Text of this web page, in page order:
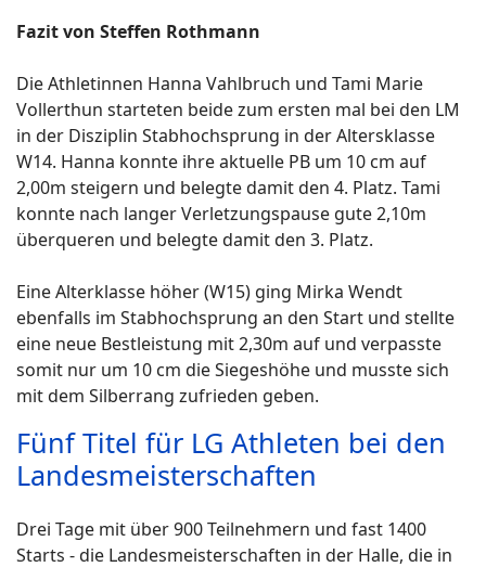
Fazit von Steffen Rothmann
Die Athletinnen Hanna Vahlbruch und Tami Marie
Vollerthun starteten beide zum ersten mal bei den LM
in der Disziplin Stabhochsprung in der Altersklasse
W14. Hanna konnte ihre aktuelle PB um 10 cm auf
2,00m steigern und belegte damit den 4. Platz. Tami
konnte nach langer Verletzungspause gute 2,10m
überqueren und belegte damit den 3. Platz.
Eine Alterklasse höher (W15) ging Mirka Wendt
ebenfalls im Stabhochsprung an den Start und stellte
eine neue Bestleistung mit 2,30m auf und verpasste
somit nur um 10 cm die Siegeshöhe und musste sich
mit dem Silberrang zufrieden geben.
Fünf Titel für LG Athleten bei den
Landesmeisterschaften
Drei Tage mit über 900 Teilnehmern und fast 1400
Starts - die Landesmeisterschaften in der Halle, die in